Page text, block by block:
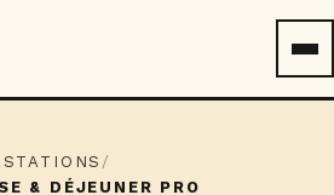
/
& DÉJEUNER PRO